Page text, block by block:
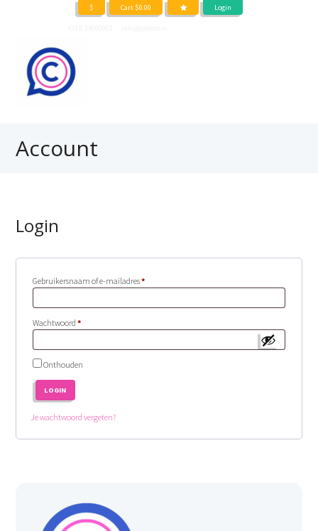
$ Cart $0.00 Login
Account
Login
Gebruikersnaam of e-mailadres*Vereist
Wachtwoord*Vereist
Onthouden
LOGIN
Je wachtwoord vergeten?